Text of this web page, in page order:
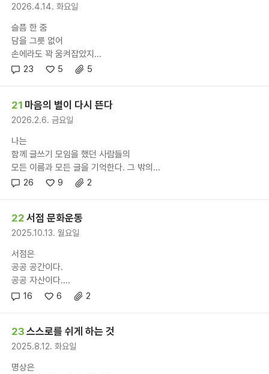
2026.4.14. 화요일
슬픔 한 줌
담을 그릇 없어
손에라도 꽉 움켜잡았지...
23
5 5
21 마음의 별이 다시 뜬다
2026.2.6. 금요일
나는
함께 글쓰기 모임을 했던 사람들의
모든 이름과 모든 글을 기억한다. 그 밖의...
26
9 2
22 서점 문화운동
2025.10.13. 월요일
서점은
공공 공간이다.
공공 자산이다....
16
6 2
23 스스로를 쉬게 하는 것
2025.8.12. 화요일
명상은